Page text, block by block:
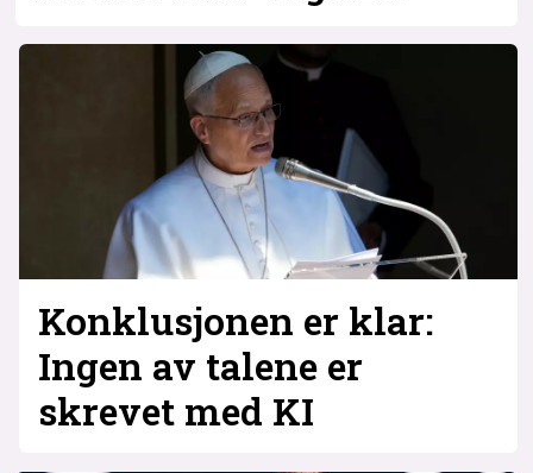
Konklusjonen er klar:
Ingen av talene er
skrevet med KI